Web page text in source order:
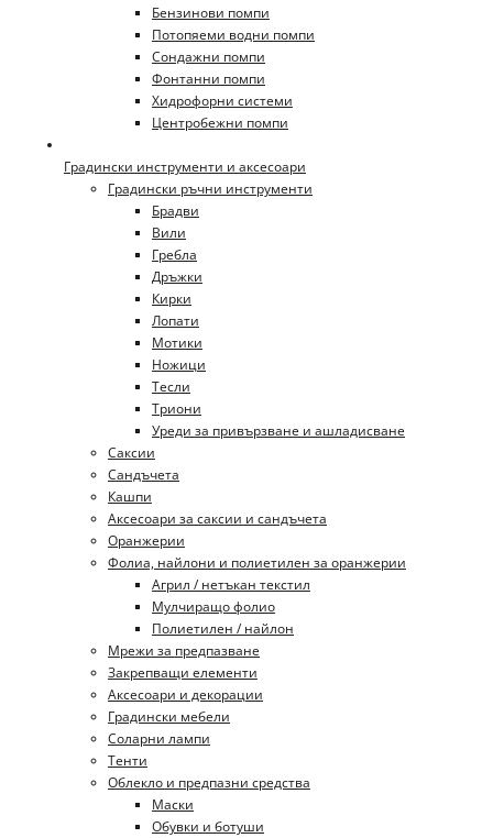
Бензинови помпи
Потопяеми водни помпи
Сондажни помпи
Фонтанни помпи
Хидрофорни системи
Центробежни помпи
Градински инструменти и аксесоари
Градински ръчни инструменти
Брадви
Вили
Гребла
Дръжки
Кирки
Лопати
Мотики
Ножици
Тесли
Триони
Уреди за привързване и ашладисване
Саксии
Сандъчета
Кашпи
Аксесоари за саксии и сандъчета
Оранжерии
Фолиа, найлони и полиетилен за оранжерии
Агрил / нетъкан текстил
Мулчиращо фолио
Полиетилен / найлон
Мрежи за предпазване
Закрепващи елементи
Аксесоари и декорации
Градински мебели
Соларни лампи
Тенти
Облекло и предпазни средства
Маски
Обувки и ботуши